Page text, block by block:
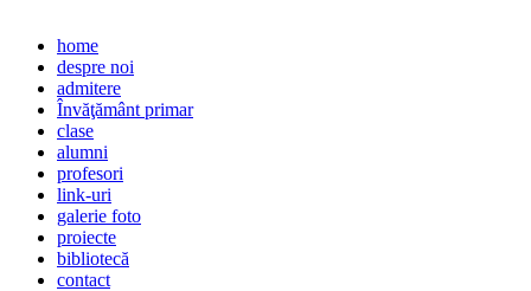
home
despre noi
admitere
Învăţământ primar
clase
alumni
profesori
link-uri
galerie foto
proiecte
bibliotecă
contact